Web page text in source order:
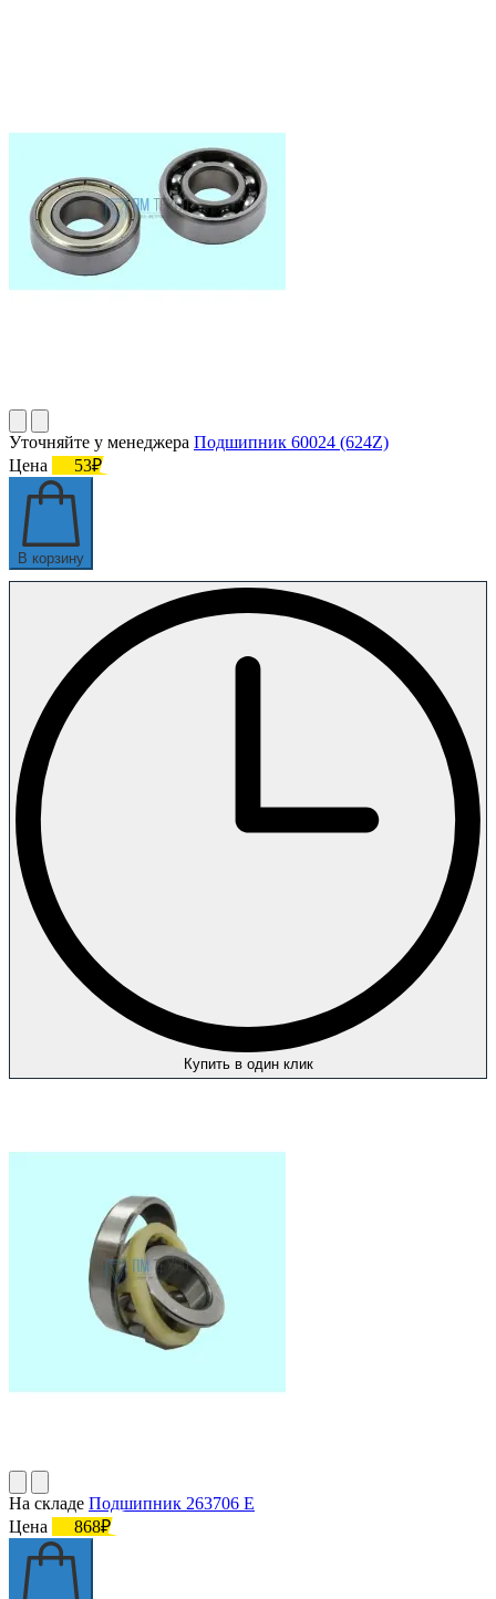
Уточняйте у менеджера Подшипник 60024 (624Z)
Цена
53₽
В корзину
Купить в один клик
На складе Подшипник 263706 Е
Цена
868₽